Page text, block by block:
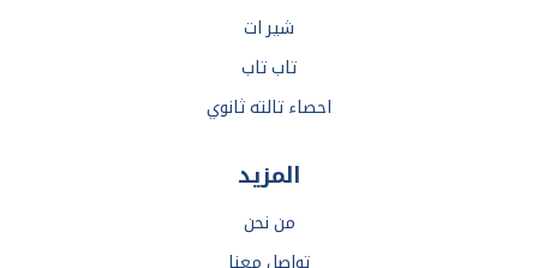
شير ات
تاب تاب
احصاء تالته ثانوي
المزيد
من نحن
تواصل معنا